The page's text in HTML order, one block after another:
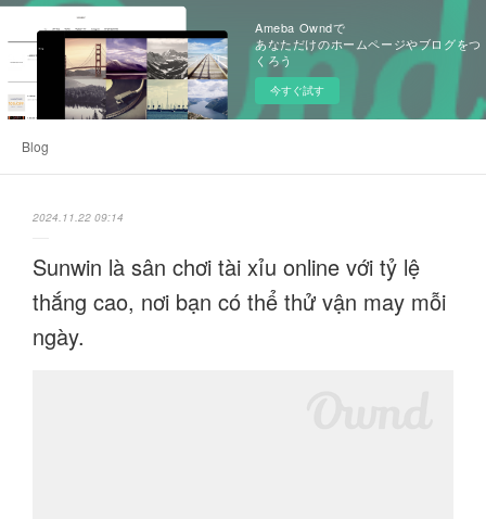
Ameba Owndで
あなただけのホームページやブログをつ
くろう
今すぐ試す
Blog
2024.11.22 09:14
Sunwin là sân chơi tài xỉu online với tỷ lệ
thắng cao, nơi bạn có thể thử vận may mỗi
ngày.